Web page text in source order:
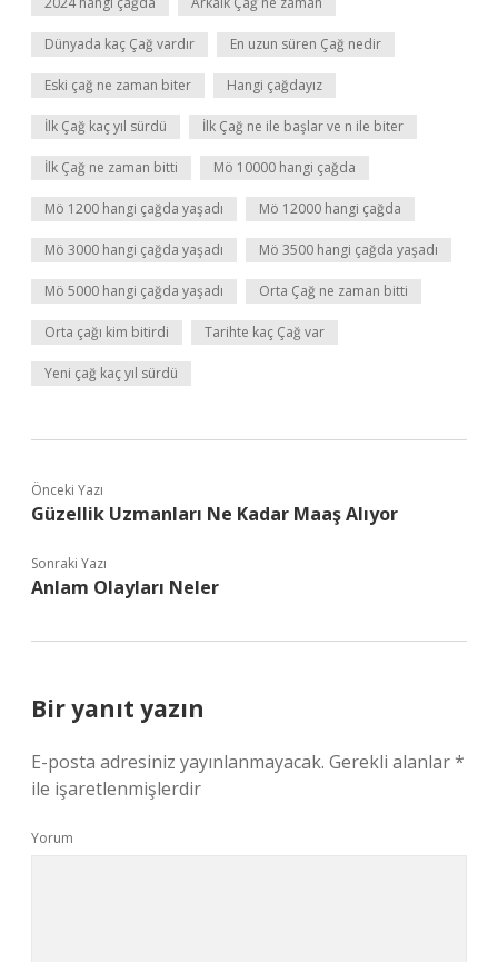
Dünyada kaç Çağ vardır En uzun süren Çağ nedir
Eski çağ ne zaman biter Hangi çağdayız
İlk Çağ kaç yıl sürdü İlk Çağ ne ile başlar ve n ile biter
İlk Çağ ne zaman bitti Mö 10000 hangi çağda
Mö 1200 hangi çağda yaşadı Mö 12000 hangi çağda
Mö 3000 hangi çağda yaşadı Mö 3500 hangi çağda yaşadı
Mö 5000 hangi çağda yaşadı Orta Çağ ne zaman bitti
Orta çağı kim bitirdi Tarihte kaç Çağ var
Yeni çağ kaç yıl sürdü
Önceki Yazı
Güzellik Uzmanları Ne Kadar Maaş Alıyor
Sonraki Yazı
Anlam Olayları Neler
Bir yanıt yazın
E-posta adresiniz yayınlanmayacak. Gerekli alanlar*
ile işaretlenmişlerdir
Yorum